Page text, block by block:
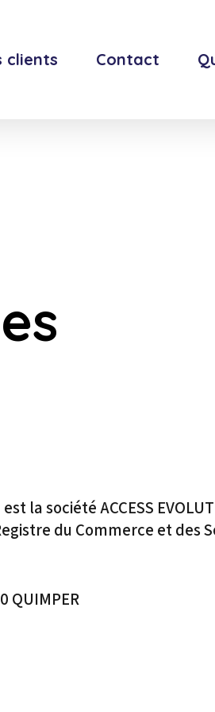
clients Contact
la société ACCESS
du Commerce et des
QUIMPER